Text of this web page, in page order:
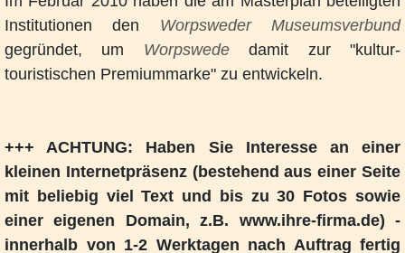
Institutionen den Worpsweder Museumsverbund
gegründet, um Worpswededamit zur "kultur-
touristischen Premiummarke" zu entwickeln.
+++ ACHTUNG: Haben Sie Interesse an einer
kleinen Internetpräsenz (bestehend aus einer Seite
mit beliebig viel Text und bis zu 30 Fotos sowie
einer eigenen Domain, z.B. www.ihre-firma.de) -
innerhalb von 1-2 Werktagen nach Auftrag fertig